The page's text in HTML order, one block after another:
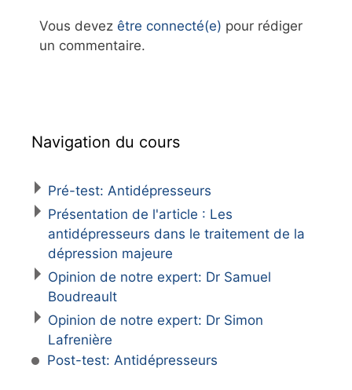
Vous devez être connecté(e) pour rédiger
un commentaire.
Navigation du cours
Pré-test: Antidépresseurs
Présentation de l'article : Les
antidépresseurs dans le traitement de la
dépression majeure
Opinion de notre expert: Dr Samuel
Boudreault
Opinion de notre expert: Dr Simon
Lafrenière
Post-test: Antidépresseurs